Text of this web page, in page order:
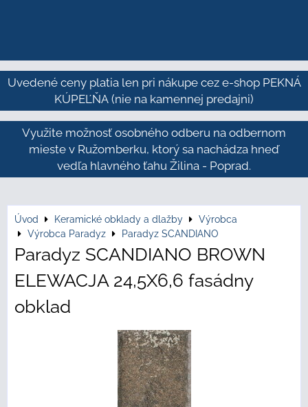
Uvedené ceny platia len pri nákupe cez e-shop PEKNÁ
KÚPEĽŇA (nie na kamennej predajni)
Využite možnosť osobného odberu na odbernom
mieste v Ružomberku, ktorý sa nachádza hneď
vedľa hlavného ťahu Žilina - Poprad.
Úvod Keramické obklady a dlažby
Výrobca
Výrobca Paradyz
Paradyz SCANDIANO
Paradyz SCANDIANO BROWN
ELEWACJA 24,5X6,6 fasádny
obklad